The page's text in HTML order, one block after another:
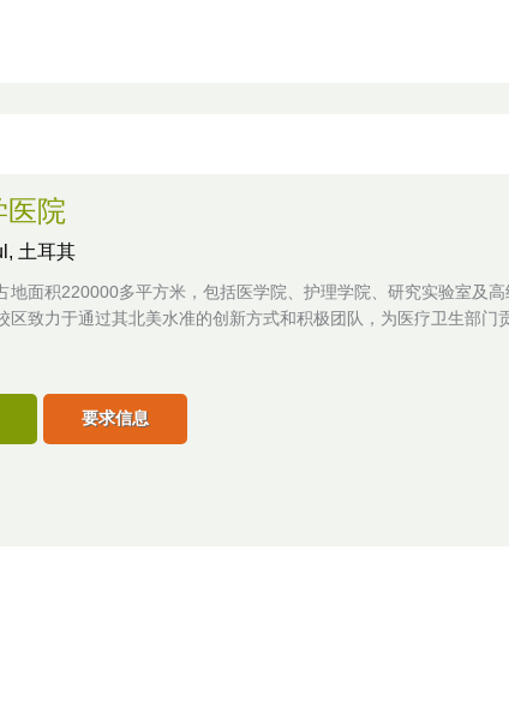
医院
土耳其
地面积220000多平方米，包括医学院、护理学院、研究实验室及
区致力于通过其北美水准的创新方式和积极团队，为医疗卫生部门
要求信息